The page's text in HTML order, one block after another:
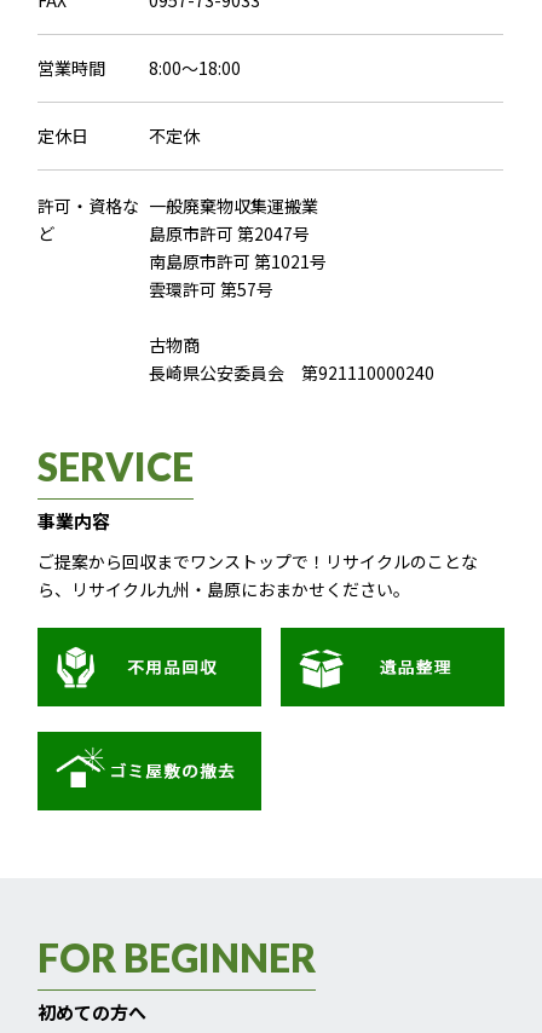
営業時間 8:00～18:00
定休日 不定休
許可・資格な
ど
一般廃棄物収集運搬業
島原市許可 第2047号
南島原市許可 第1021号
雲環許可 第57号
古物商
長崎県公安委員会 第921110000240
SERVICE
事業内容
ご提案から回収までワンストップで！リサイクルのことな
ら、リサイクル九州・島原におまかせください。
FOR BEGINNER
初めての方へ